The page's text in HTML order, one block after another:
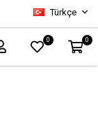
Türkçe
0 0